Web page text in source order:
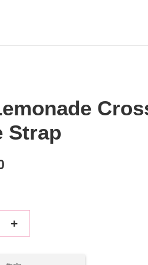
Strap
+